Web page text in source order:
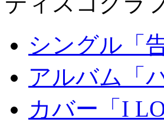
シングル「
アルバム「
カバー「I